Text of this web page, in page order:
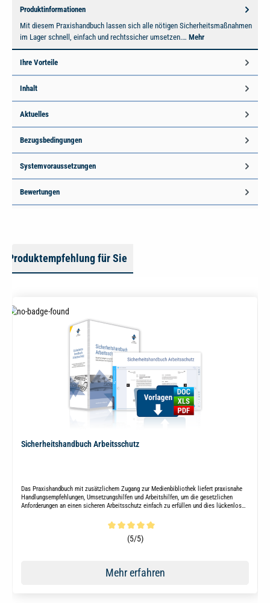
Produktinformationen
Mit diesem Praxishandbuch lassen sich alle nötigen Sicherheitsmaßnahmen
im Lager schnell, einfach und rechtssicher umsetzen.… Mehr
Ihre Vorteile
Inhalt
Aktuelles
Bezugsbedingungen
Systemvoraussetzungen
Bewertungen
Produktempfehlung für Sie
Sicherheitshandbuch Arbeitsschutz
Das Praxishandbuch mit zusätzlichem Zugang zur Medienbibliothek liefert praxisnahe
Handlungsempfehlungen, Umsetzungshilfen und Arbeitshilfen, um die gesetzlichen
Anforderungen an einen sicheren Arbeitsschutz einfach zu erfüllen und dies lückenlos
Durchschnittliche Bewertung von 5 von 5 Sternen
(5/5)
Mehr erfahren